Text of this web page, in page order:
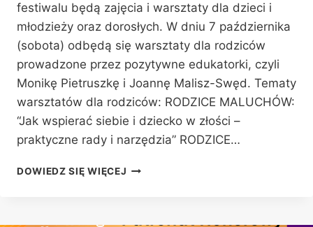
festiwalu będą zajęcia i warsztaty dla dzieci i
młodzieży oraz dorosłych. W dniu 7 października
(sobota) odbędą się warsztaty dla rodziców
prowadzone przez pozytywne edukatorki, czyli
Monikę Pietruszkę i Joannę Malisz-Swęd. Tematy
warsztatów dla rodziców: RODZICE MALUCHÓW:
“Jak wspierać siebie i dziecko w złości –
praktyczne rady i narzędzia” RODZICE…
DOWIEDZ SIĘ WIĘCEJ WARSZTATY